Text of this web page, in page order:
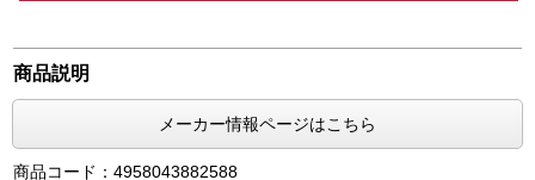
商品説明
メーカー情報ページはこちら
商品コード：4958043882588